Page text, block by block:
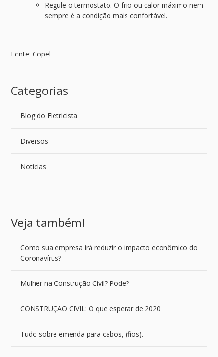
Regule o termostato. O frio ou calor máximo nem
sempre é a condição mais confortável.
Fonte: Copel
Categorias
Blog do Eletricista
Diversos
Notícias
Veja também!
Como sua empresa irá reduzir o impacto econômico do
Coronavírus?
Mulher na Construção Civil? Pode?
CONSTRUÇÃO CIVIL: O que esperar de 2020
Tudo sobre emenda para cabos, (fios).